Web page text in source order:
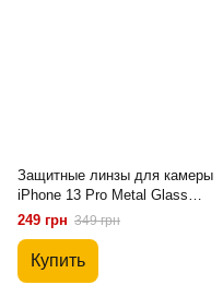
Защитные линзы для камеры
iPhone 13 Pro Metal Glass
Lenses Red
249 грн 349 грн
Купить